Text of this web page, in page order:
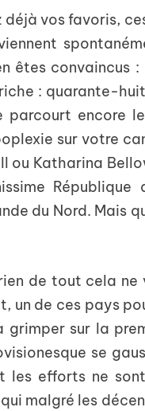
déjà vos favoris,
êtes convaincus
: quarante-
encore
sur votre
ou Katharina
du Nord. Mais
de tout cela
un de ces pays
grimper sur la
se
les efforts ne
malgré les